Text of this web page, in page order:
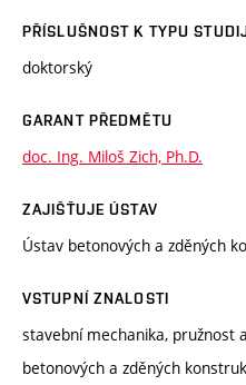
PŘÍSLUŠNOST K TYPU
doktorský
GARANT PŘEDMĚTU
doc. Ing. Miloš Zich, Ph.D.
ZAJIŠŤUJE ÚSTAV
Ústav betonových a zděných
VSTUPNÍ ZNALOSTI
stavební mechanika, pružnost
betonových a zděných